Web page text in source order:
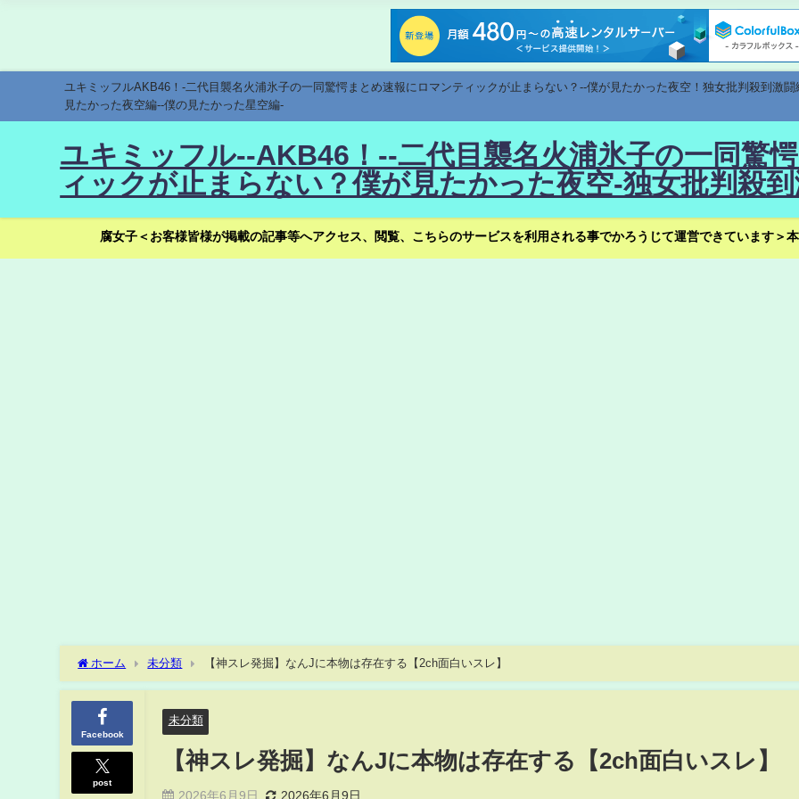
ユキミッフルAKB46！-二代目襲名火浦氷子の一同驚愕まとめ速報にロマンティックが止まらない？--僕が見たかった夜空！独女批判殺到激
見たかった夜空編--僕の見たかった星空編-
ユキミッフル--AKB46！--二代目襲名火浦氷子の一同驚
ィックが止まらない？僕が見たかった夜空-独女批判殺
腐女子＜お客様皆様が掲載の記事等へアクセス、閲覧、こちらのサービスを利用される事でかろうじて運営できています＞
ホーム 未分類 【神スレ発掘】なんJに本物は存在する【2ch面白いスレ】
Facebook
post
未分類
【神スレ発掘】なんJに本物は存在する【2ch面白いスレ】
2026年6月9日 2026年6月9日